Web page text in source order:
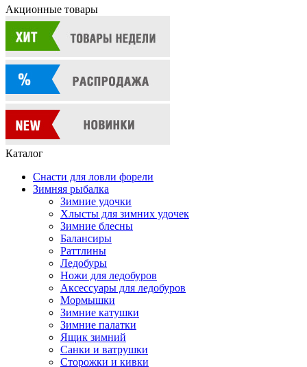
Акционные товары
Каталог
Снасти для ловли форели
Зимняя рыбалка
Зимние удочки
Хлысты для зимних удочек
Зимние блесны
Балансиры
Раттлины
Ледобуры
Ножи для ледобуров
Аксессуары для ледобуров
Мормышки
Зимние катушки
Зимние палатки
Ящик зимний
Санки и ватрушки
Сторожки и кивки